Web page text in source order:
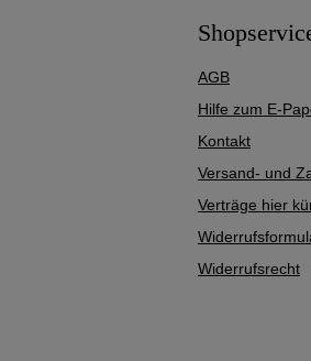
AGB
Hilfe zum E-
Kontakt
Versand- und
Verträge hier
Widerrufsrecht